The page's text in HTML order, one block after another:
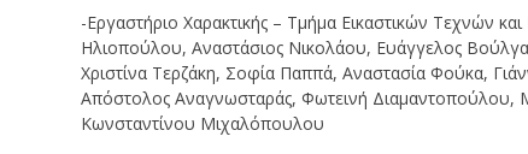
-Εργαστήριο Χαρακτικής – Τμήμα Εικαστικών Τεχνών
Ηλιοπούλου, Αναστάσιος Νικολάου, Ευάγγελος
Χριστίνα Τερζάκη, Σοφία Παππά, Αναστασία Φούκα,
Απόστολος Αναγνωσταράς, Φωτεινή Διαμαντοπούλου,
Κωνσταντίνου Μιχαλόπουλου